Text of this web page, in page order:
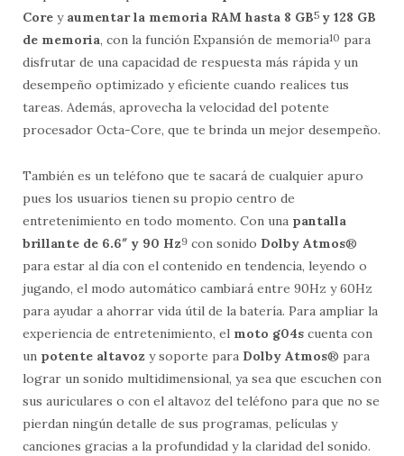
Core y aumentar la memoria RAM hasta 8 GB5 y 128 GB
de memoria, con la función Expansión de memoria10 para
disfrutar de una capacidad de respuesta más rápida y un
desempeño optimizado y eficiente cuando realices tus
tareas. Además, aprovecha la velocidad del potente
procesador Octa-Core, que te brinda un mejor desempeño.
También es un teléfono que te sacará de cualquier apuro
pues los usuarios tienen su propio centro de
entretenimiento en todo momento. Con una pantalla
brillante de 6.6″ y 90 Hz9 con sonido Dolby Atmos®
para estar al día con el contenido en tendencia, leyendo o
jugando, el modo automático cambiará entre 90Hz y 60Hz
para ayudar a ahorrar vida útil de la batería. Para ampliar la
experiencia de entretenimiento, el moto g04s cuenta con
un potente altavoz y soporte para Dolby Atmos® para
lograr un sonido multidimensional, ya sea que escuchen con
sus auriculares o con el altavoz del teléfono para que no se
pierdan ningún detalle de sus programas, películas y
canciones gracias a la profundidad y la claridad del sonido.